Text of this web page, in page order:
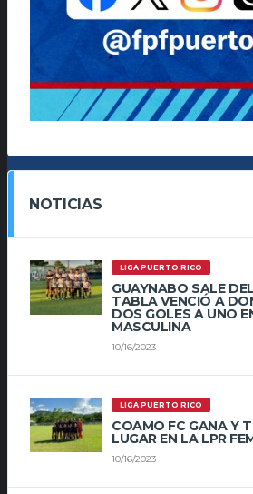
NOTICIAS
LIGA PUERTO RICO
GUAYNABO SALE
TABLA VENCIÓ A
DOS GOLES A UNO
MASCULINA
10/16/2023
LIGA PUERTO RICO
COAMO FC GANA Y
LUGAR EN LA LPR
10/16/2023